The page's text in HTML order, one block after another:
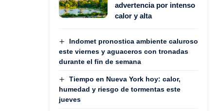
advertencia por intenso
calor y alta
Indomet pronostica ambiente caluroso
este viernes y aguaceros con tronadas
durante el fin de semana
Tiempo en Nueva York hoy: calor,
humedad y riesgo de tormentas este
jueves